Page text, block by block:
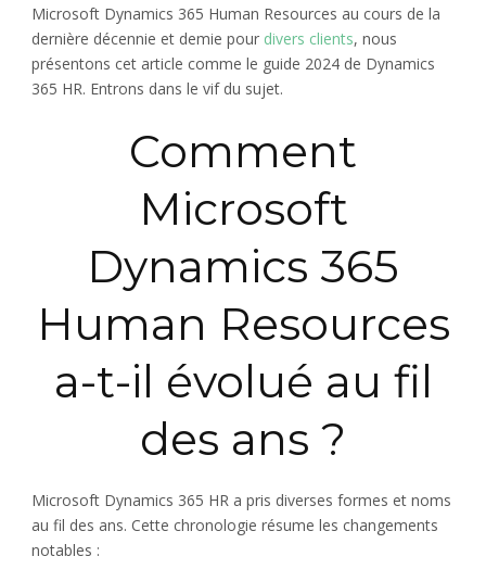
Microsoft Dynamics 365 Human Resources au cours de la
dernière décennie et demie pour divers clients, nous
présentons cet article comme le guide 2024 de Dynamics
365 HR. Entrons dans le vif du sujet.
Comment
Microsoft
Dynamics 365
Human Resources
a-t-il évolué au fil
des ans ?
Microsoft Dynamics 365 HR a pris diverses formes et noms
au fil des ans. Cette chronologie résume les changements
notables :